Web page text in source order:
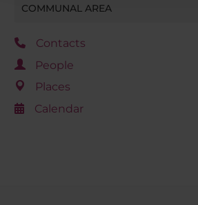
raccolto dal tuo utilizzo dei loro servizi.
COMMUNAL AREA
Contacts
People
Places
Calendar